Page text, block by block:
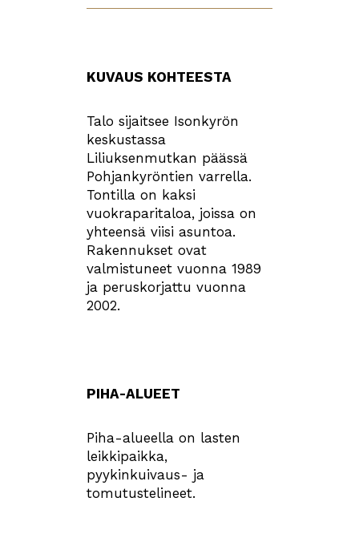
KUVAUS KOHTEESTA
Talo sijaitsee Isonkyrön
keskustassa
Liliuksenmutkan päässä
Pohjankyröntien varrella.
Tontilla on kaksi
vuokraparitaloa, joissa on
yhteensä viisi asuntoa.
Rakennukset ovat
valmistuneet vuonna 1989
ja peruskorjattu vuonna
2002.
PIHA-ALUEET
Piha-alueella on lasten
leikkipaikka,
pyykinkuivaus- ja
tomutustelineet.